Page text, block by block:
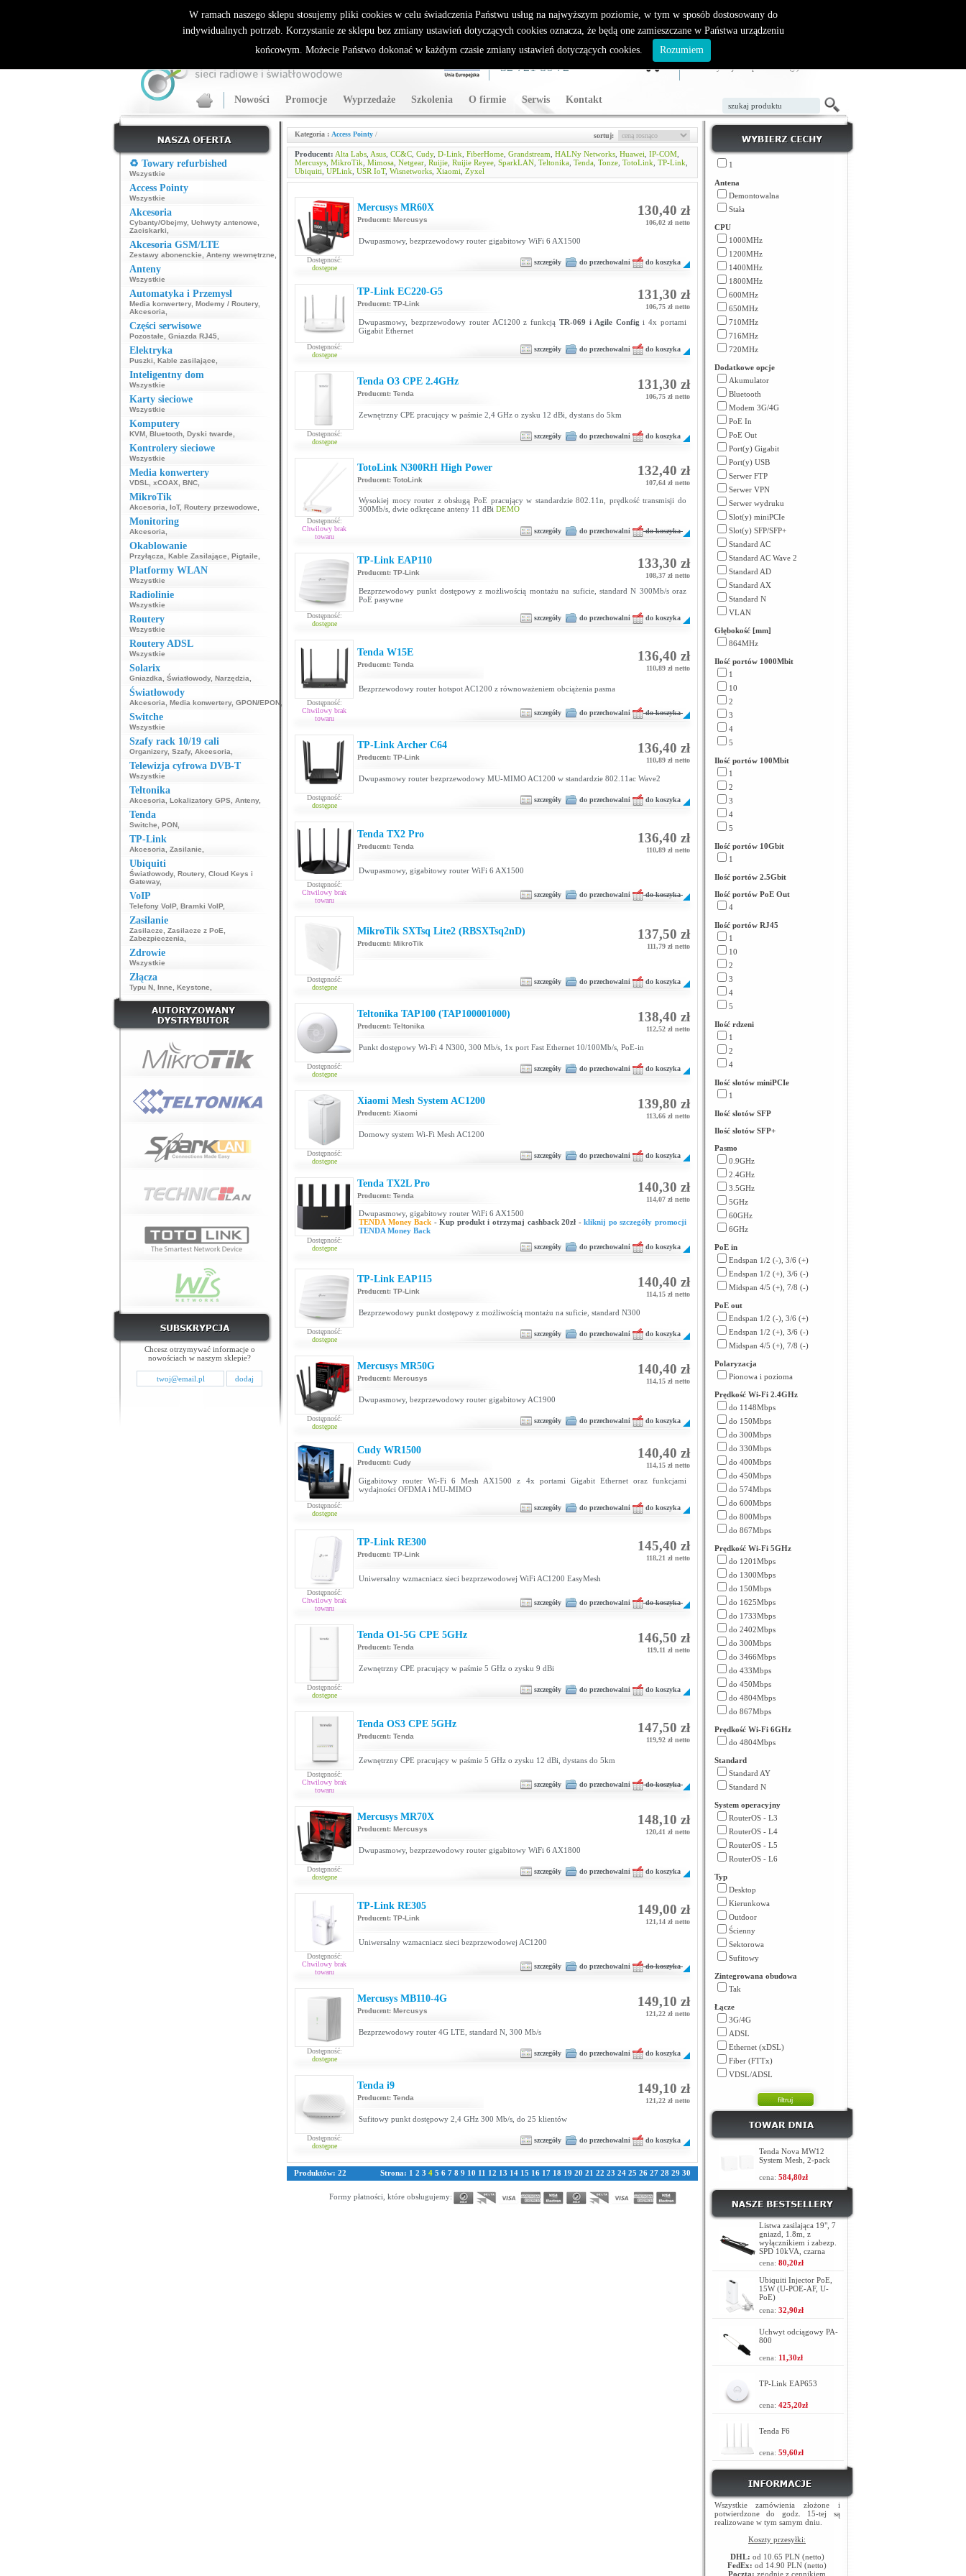
ALLNET.PL Sieci bezprzewodowe - generalny dystrybutor Sparklan
Nowości Promocje Wyprzedaże Szkolenia O firmie Serwis Kontakt
WSPARCIE TECHNICZNE
32 721 86 72
TWÓJ KOSZYK
W koszyku jest 0 produktów(y)
ZAŁÓŻ KONTO LOGOWANIE
♻️ Towary refurbished
Wszystkie
Access Pointy
Wszystkie
Akcesoria
Cybanty/Obejmy, Uchwyty antenowe
Zaciskarki
Akcesoria GSM/LTE
Zestawy abonenckie Anteny wewnętrzne
Anteny
Wszystkie
Automatyka i Przemysł
Media konwertery, Modemy / Routery,
Akcesoria
Części serwisowe
Pozostałe Gniazda RJ45,
Elektryka
Puszki Kable zasilające
Inteligentny dom
Wszystkie
Karty sieciowe
Wszystkie
Komputery
KVM, Bluetooth, Dyski twarde
Kontrolery sieciowe
Wszystkie
Media konwertery
VDSL xCOAX BNC,
MikroTik
Akcesoria IoT, Routery przewodowe
Monitoring
Akcesoria
Okablowanie
Przyłącza Kable Zasilające Pigtaile
Platformy WLAN
Wszystkie
Radiolinie
Wszystkie
Routery
Wszystkie
Routery ADSL
Wszystkie
Solarix
Gniazdka Światłowody, Narzędzia
Światłowody
Akcesoria Media konwertery, GPON/EPON,
Switche
Wszystkie
Szafy rack 10/19 cali
Organizery, Szafy, Akcesoria
Telewizja cyfrowa DVB-T
Wszystkie
Teltonika
Akcesoria Lokalizatory GPS, Anteny,
Tenda
Switche PON,
TP-Link
Akcesoria Zasilanie
Ubiquiti
Światłowody, Routery, Cloud Keys i
Gateway,
VoIP
Telefony VoIP, Bramki VoIP,
Zasilanie
Zasilacze Zasilacze z PoE
Zabezpieczenia
Zdrowie
Wszystkie
Złącza
Typu N, Inne Keystone
Chcesz otrzymywać informacje o
nowościach w naszym sklepie?
Kategoria : Access Pointy / sortuj:
Producent: Alta Labs Asus CC&C Cudy, D-Link FiberHome Grandstream HALNy Networks Huawei IP-COM
Mercusys MikroTik Mimosa Netgear Ruijie Ruijie Reyee SparkLAN Teltonika Tenda Tonze TotoLink TP-Link
Ubiquiti UPLink USR IoT, Wisnetworks Xiaomi Zyxel
Dostępność:
dostępne
Mercusys MR60X
Producent: Mercusys
130,40 zł
106,02 zł netto
Dwupasmowy, bezprzewodowy router gigabitowy WiFi 6 AX1500
szczegóły do przechowalni do koszyka
Dostępność:
dostępne
TP-Link EC220-G5
Producent: TP-Link
131,30 zł
106,75 zł netto
Dwupasmowy, bezprzewodowy router AC1200 z funkcją TR-069 i Agile Config i 4x portami
Gigabit Ethernet
szczegóły do przechowalni do koszyka
Dostępność:
dostępne
Tenda O3 CPE 2.4GHz
Producent: Tenda
131,30 zł
106,75 zł netto
Zewnętrzny CPE pracujący w paśmie 2,4 GHz o zysku 12 dBi, dystans do 5km
szczegóły do przechowalni do koszyka
Dostępność:
Chwilowy brak
towaru
TotoLink N300RH High Power
Producent: TotoLink
132,40 zł
107,64 zł netto
Wysokiej mocy router z obsługą PoE pracujący w standardzie 802.11n, prędkość transmisji do
300Mb/s, dwie odkręcane anteny 11 dBi DEMO
szczegóły do przechowalni do koszyka
Dostępność:
dostępne
TP-Link EAP110
Producent: TP-Link
133,30 zł
108,37 zł netto
Bezprzewodowy punkt dostępowy z możliwością montażu na suficie, standard N 300Mb/s oraz
PoE pasywne
szczegóły do przechowalni do koszyka
Dostępność:
Chwilowy brak
towaru
Tenda W15E
Producent: Tenda
136,40 zł
110,89 zł netto
Bezprzewodowy router hotspot AC1200 z równoważeniem obciążenia pasma
szczegóły do przechowalni do koszyka
Dostępność:
dostępne
TP-Link Archer C64
Producent: TP-Link
136,40 zł
110,89 zł netto
Dwupasmowy router bezprzewodowy MU-MIMO AC1200 w standardzie 802.11ac Wave2
szczegóły do przechowalni do koszyka
Dostępność:
Chwilowy brak
towaru
Tenda TX2 Pro
Producent: Tenda
136,40 zł
110,89 zł netto
Dwupasmowy, gigabitowy router WiFi 6 AX1500
szczegóły do przechowalni do koszyka
Dostępność:
dostępne
MikroTik SXTsq Lite2 (RBSXTsq2nD)
Producent: MikroTik
137,50 zł
111,79 zł netto
szczegóły do przechowalni do koszyka
Dostępność:
dostępne
Teltonika TAP100 (TAP100001000)
Producent: Teltonika
138,40 zł
112,52 zł netto
Punkt dostępowy Wi-Fi 4 N300, 300 Mb/s, 1x port Fast Ethernet 10/100Mb/s, PoE-in
szczegóły do przechowalni do koszyka
Dostępność:
dostępne
Xiaomi Mesh System AC1200
Producent: Xiaomi
139,80 zł
113,66 zł netto
Domowy system Wi-Fi Mesh AC1200
szczegóły do przechowalni do koszyka
Dostępność:
dostępne
Tenda TX2L Pro
Producent: Tenda
140,30 zł
114,07 zł netto
Dwupasmowy, gigabitowy router WiFi 6 AX1500
TENDA Money Back - Kup produkt i otrzymaj cashback 20zł -kliknij po szczegóły promocji
TENDA Money Back
szczegóły do przechowalni do koszyka
Dostępność:
dostępne
TP-Link EAP115
Producent: TP-Link
140,40 zł
114,15 zł netto
Bezprzewodowy punkt dostępowy z możliwością montażu na suficie, standard N300
szczegóły do przechowalni do koszyka
Dostępność:
dostępne
Mercusys MR50G
Producent: Mercusys
140,40 zł
114,15 zł netto
Dwupasmowy, bezprzewodowy router gigabitowy AC1900
szczegóły do przechowalni do koszyka
Dostępność:
dostępne
Cudy WR1500
Producent: Cudy
140,40 zł
114,15 zł netto
Gigabitowy router Wi-Fi 6 Mesh AX1500 z 4x portami Gigabit Ethernet oraz funkcjami
wydajności OFDMA i MU-MIMO
szczegóły do przechowalni do koszyka
Dostępność:
Chwilowy brak
towaru
TP-Link RE300
Producent: TP-Link
145,40 zł
118,21 zł netto
Uniwersalny wzmacniacz sieci bezprzewodowej WiFi AC1200 EasyMesh
szczegóły do przechowalni do koszyka
Dostępność:
dostępne
Tenda O1-5G CPE 5GHz
Producent: Tenda
146,50 zł
119,11 zł netto
Zewnętrzny CPE pracujący w paśmie 5 GHz o zysku 9 dBi
szczegóły do przechowalni do koszyka
Dostępność:
Chwilowy brak
towaru
Tenda OS3 CPE 5GHz
Producent: Tenda
147,50 zł
119,92 zł netto
Zewnętrzny CPE pracujący w paśmie 5 GHz o zysku 12 dBi, dystans do 5km
szczegóły do przechowalni do koszyka
Dostępność:
dostępne
Mercusys MR70X
Producent: Mercusys
148,10 zł
120,41 zł netto
Dwupasmowy, bezprzewodowy router gigabitowy WiFi 6 AX1800
szczegóły do przechowalni do koszyka
Dostępność:
Chwilowy brak
towaru
TP-Link RE305
Producent: TP-Link
149,00 zł
121,14 zł netto
Uniwersalny wzmacniacz sieci bezprzewodowej AC1200
szczegóły do przechowalni do koszyka
Dostępność:
dostępne
Mercusys MB110-4G
Producent: Mercusys
149,10 zł
121,22 zł netto
Bezprzewodowy router 4G LTE, standard N, 300 Mb/s
szczegóły do przechowalni do koszyka
Dostępność:
dostępne
Tenda i9
Producent: Tenda
149,10 zł
121,22 zł netto
Sufitowy punkt dostępowy 2,4 GHz 300 Mb/s, do 25 klientów
szczegóły do przechowalni do koszyka
Produktów: 22 Strona: 1 2 3 4 5 6 7 8 9 10 11 12 13 14 15 16 17 18 19 20 21 22 23 24 25 26 27 28 29 30
Formy płatności, które obsługujemy:
1
Antena
Demontowalna
Stała
CPU
1000MHz
1200MHz
1400MHz
1800MHz
600MHz
650MHz
710MHz
716MHz
720MHz
Dodatkowe opcje
Akumulator
Bluetooth
Modem 3G/4G
PoE In
PoE Out
Port(y) Gigabit
Port(y) USB
Serwer FTP
Serwer VPN
Serwer wydruku
Slot(y) miniPCIe
Slot(y) SFP/SFP+
Standard AC
Standard AC Wave 2
Standard AD
Standard AX
Standard N
VLAN
Głębokość [mm]
864MHz
Ilość portów 1000Mbit
1
10
2
3
4
5
Ilość portów 100Mbit
1
2
3
4
5
Ilość portów 10Gbit
1
Ilość portów 2.5Gbit
Ilość portów PoE Out
4
Ilość portów RJ45
1
10
2
3
4
5
Ilość rdzeni
1
2
4
Ilość slotów miniPCIe
1
Ilość slotów SFP
Ilość slotów SFP+
Pasmo
0.9GHz
2.4GHz
3.5GHz
5GHz
60GHz
6GHz
PoE in
Endspan 1/2 (-), 3/6 (+)
Endspan 1/2 (+), 3/6 (-)
Midspan 4/5 (+), 7/8 (-)
PoE out
Endspan 1/2 (-), 3/6 (+)
Endspan 1/2 (+), 3/6 (-)
Midspan 4/5 (+), 7/8 (-)
Polaryzacja
Pionowa i pozioma
Prędkość Wi-Fi 2.4GHz
do 1148Mbps
do 150Mbps
do 300Mbps
do 330Mbps
do 400Mbps
do 450Mbps
do 574Mbps
do 600Mbps
do 800Mbps
do 867Mbps
Prędkość Wi-Fi 5GHz
do 1201Mbps
do 1300Mbps
do 150Mbps
do 1625Mbps
do 1733Mbps
do 2402Mbps
do 300Mbps
do 3466Mbps
do 433Mbps
do 450Mbps
do 4804Mbps
do 867Mbps
Prędkość Wi-Fi 6GHz
do 4804Mbps
Standard
Standard AY
Standard N
System operacyjny
RouterOS - L3
RouterOS - L4
RouterOS - L5
RouterOS - L6
Typ
Desktop
Kierunkowa
Outdoor
Ścienny
Sektorowa
Sufitowy
Zintegrowana obudowa
Tak
Łącze
3G/4G
ADSL
Ethernet (xDSL)
Fiber (FTTx)
VDSL/ADSL
Tenda Nova MW12
System Mesh, 2-pack
cena: 584,80zł
Listwa zasilająca 19", 7
gniazd, 1.8m, z
wyłącznikiem i zabezp.
SPD 10kVA, czarna
cena: 80,20zł
Ubiquiti Injector PoE,
15W (U-POE-AF, U-
PoE)
cena: 32,90zł
Uchwyt odciągowy PA-
800
cena: 11,30zł
TP-Link EAP653
cena: 425,20zł
Tenda F6
cena: 59,60zł
Wszystkie zamówienia złożone i
potwierdzone do godz. 15-tej są
realizowane w tym samym dniu.
Koszty przesyłki:
DHL: od 10.65 PLN (netto)
FedEx: od 14.90 PLN (netto)
Poczta: zgodnie z cennikiem
W ramach naszego sklepu stosujemy pliki cookies w celu świadczenia Państwu usług na najwyższym poziomie, w tym w sposób dostosowany do
indywidualnych potrzeb. Korzystanie ze sklepu bez zmiany ustawień dotyczących cookies oznacza, że będą one zamieszczane w Państwa urządzeniu
końcowym. Możecie Państwo dokonać w każdym czasie zmiany ustawień dotyczących cookies.
Rozumiem